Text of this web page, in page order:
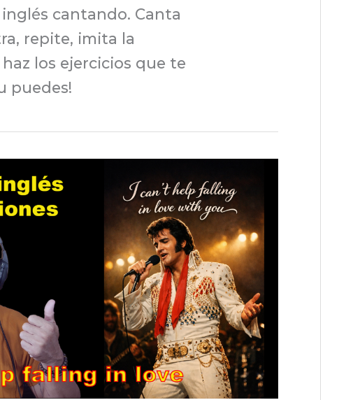
cantando. Canta
repite, imita la
los ejercicios que te
puedes!